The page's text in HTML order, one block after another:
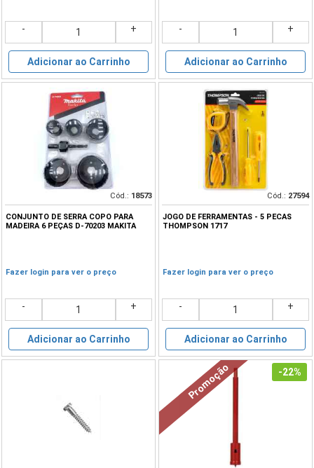
- +
Adicionar ao Carrinho
- +
Adicionar ao Carrinho
Cód.: 18573
CONJUNTO DE SERRA COPO PARA
MADEIRA 6 PEÇAS D-70203 MAKITA
Fazer login para ver o preço
- +
Adicionar ao Carrinho
Cód.: 27594
JOGO DE FERRAMENTAS - 5 PECAS
THOMPSON 1717
Fazer login para ver o preço
- +
Adicionar ao Carrinho
-22%
Promoção